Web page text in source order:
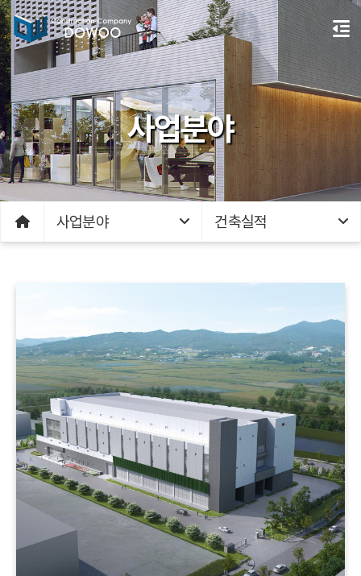
사업분야
사업분야 건축실적